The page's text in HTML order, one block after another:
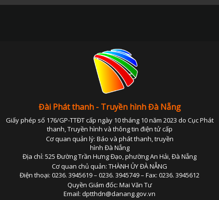
Đài Phát thanh - Truyền hình Đà Nẵng
Giấy phép số 176/GP-TTĐT cấp ngày 10 tháng 10 năm 2023 do Cục Phát
thanh, Truyền hình và thông tin điện tử cấp
Cơ quan quản lý: Báo và phát thanh, truyền
hình Đà Nẵng
Địa chỉ: 525 Đường Trần Hưng Đạo, phường An Hải, Đà Nẵng
Cơ quan chủ quản: THÀNH ỦY ĐÀ NẴNG
Điện thoại: 0236. 3945619 – 0236. 3945749 – Fax: 0236. 3945612
Quyền Giám đốc: Mai Văn Tư
Email: dptthdn@danang.gov.vn